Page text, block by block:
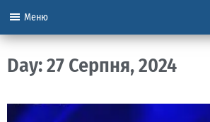
Меню
Day: 27 Серпня, 2024